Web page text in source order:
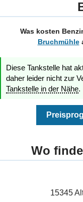
Was kosten
Bruchmühle
Diese Tankstelle hat
daher leider nicht zur
Tankstelle in der Nähe.
Wo
15345